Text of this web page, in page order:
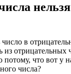
в
из
потому, что вот
числа?